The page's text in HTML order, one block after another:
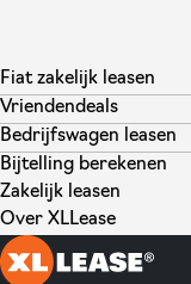
Fiat zakelijk leasen
Vriendendeals
Bedrijfswagen leasen
Bijtelling berekenen
Zakelijk leasen
Over XLLease